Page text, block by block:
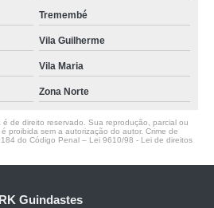
Tremembé
Vila Guilherme
Vila Maria
Zona Norte
de direito reservado. Sua reprodução, parcial ou
proibida sem a autorização do autor. Crime de
do Código Penal – Lei 9610/98 - Lei de direitos
Guindastes